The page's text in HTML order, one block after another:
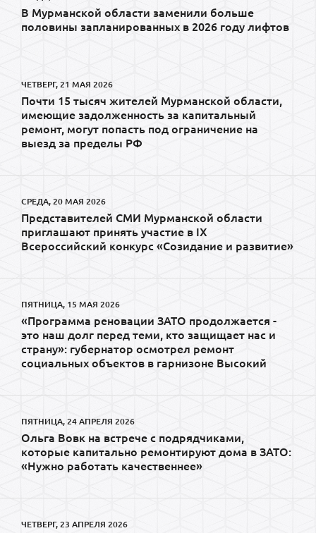
В Мурманской области заменили больше
половины запланированных в 2026 году лифтов
ЧЕТВЕРГ, 21 МАЯ 2026
Почти 15 тысяч жителей Мурманской области,
имеющие задолженность за капитальный
ремонт, могут попасть под ограничение на
выезд за пределы РФ
СРЕДА, 20 МАЯ 2026
Представителей СМИ Мурманской области
приглашают принять участие в IX
Всероссийский конкурс «Созидание и развитие»
ПЯТНИЦА, 15 МАЯ 2026
«Программа реновации ЗАТО продолжается -
это наш долг перед теми, кто защищает нас и
страну»: губернатор осмотрел ремонт
социальных объектов в гарнизоне Высокий
ПЯТНИЦА, 24 АПРЕЛЯ 2026
Ольга Вовк на встрече с подрядчиками,
которые капитально ремонтируют дома в ЗАТО:
«Нужно работать качественнее»
ЧЕТВЕРГ, 23 АПРЕЛЯ 2026